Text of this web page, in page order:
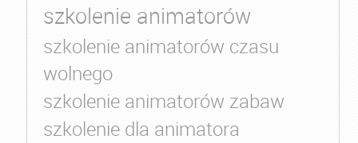
szkolenie animatorów
szkolenie animatorów czasu
wolnego
szkolenie animatorów zabaw
szkolenie dla animatora